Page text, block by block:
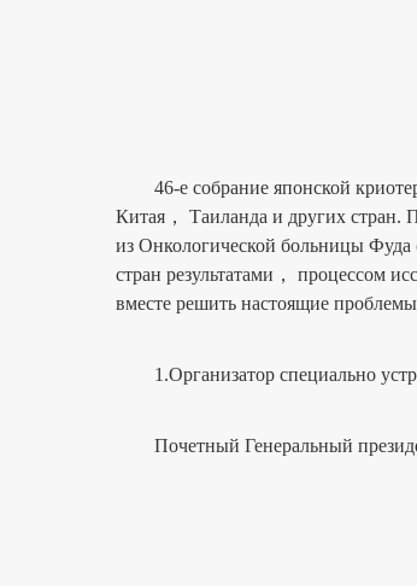
46-е собрание японской
Китая， Таиланда и других
из Онкологической больницы
стран результатами， процессом
вместе решить настоящие
1.Организатор специально
Почетный Генеральный